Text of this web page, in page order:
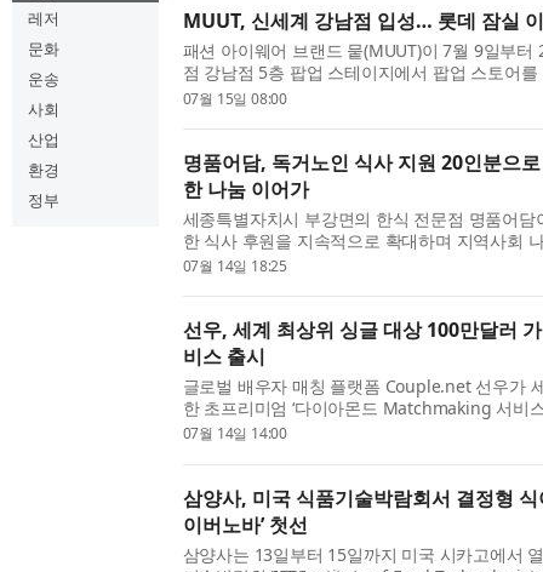
레저
문화
운송
사회
산업
환경
정부
MUUT, 신세계 강남점 입성… 롯데 잠실
패션 아이웨어 브랜드 뭍(MUUT)이 7월 9일부터
점 강남점 5층 팝업 스테이지에서 팝업 스토어
은 MUUT의 다양한 아이웨어 제품과 브랜드가
07월 15일 08:00
명품어담, 독거노인 식사 지원 20인분으
한 나눔 이어가
세종특별자치시 부강면의 한식 전문점 명품어
한 식사 후원을 지속적으로 확대하며 지역사회
서고 있다. 명품어담은 매장 오픈 이후 매달 세
07월 14일 18:25
선우, 세계 최상위 싱글 대상 100만달러
비스 출시
글로벌 배우자 매칭 플랫폼 Couple.net 선우가
한 초프리미엄 ‘다이아몬드 Matchmaking 서비
Matchmaking Service)’를 공개했다. 다이아몬
07월 14일 14:00
삼양사, 미국 식품기술박람회서 결정형 식
이버노바’ 첫선
삼양사는 13일부터 15일까지 미국 시카고에서